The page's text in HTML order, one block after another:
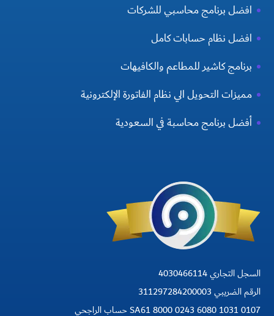
افضل برنامج محاسبي للشركات
افضل نظام حسابات كامل
برنامج كاشير للمطاعم والكافيهات
مميزات التحويل الي نظام الفاتورة الإلكترونية
أفضل برنامج محاسبة في السعودية
السجل التجاري 4030466114
الرقم الضريبي 311297284200003
SA61 8000 0243 6080 1031 0107 حساب الراجحي